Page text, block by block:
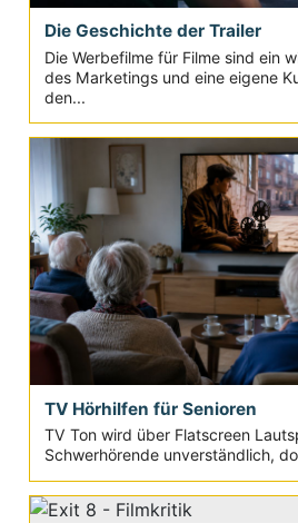
Die Geschichte der Trailer
Die Werbefilme für Filme sind ein
des Marketings und eine eigene
den...
TV Hörhilfen für Senioren
TV Ton wird über Flatscreen
Schwerhörende unverständlich,